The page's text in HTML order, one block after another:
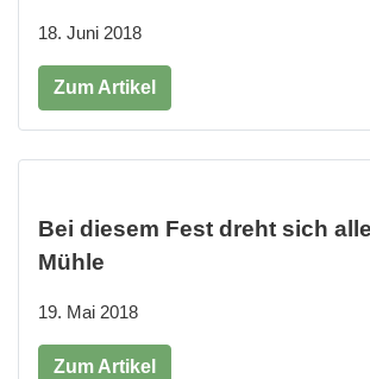
18. Juni 2018
Zum Artikel
Bei diesem Fest dreht sich
Mühle
19. Mai 2018
Zum Artikel